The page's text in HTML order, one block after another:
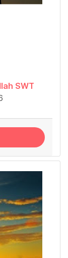
SWT